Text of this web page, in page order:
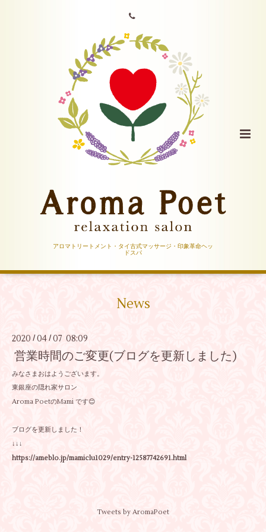
アロマトリートメント・タイ古式マッサージ・印象革命ヘッ
ドスパ
News
2020 /04 /07 08:09
営業時間のご変更(ブログを更新しました)
みなさまおはようございます。
東銀座の隠れ家サロン
Aroma PoetのMami です😊
ブログを更新しました！
↓↓↓
https://ameblo.jp/mamiclu1029/entry-12587742691.html
Tweets by AromaPoet